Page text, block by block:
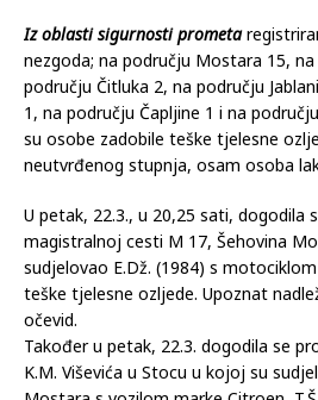
Iz oblasti javnog reda i mira
području Mostara 2 i na
Iz oblasti sigurnosti prometa
nezgoda; na području Mostara 15,
području Čitluka 2, na području
1, na području Čapljine 1 i na
su osobe zadobile teške tjelesne
neutvrđenog stupnja, osam osoba
U petak, 22.3., u 20,25 sati, dogodila
magistralnoj cesti M 17, Šehovina
sudjelovao E.Dž. (1984) s
teške tjelesne ozljede. Upoznat